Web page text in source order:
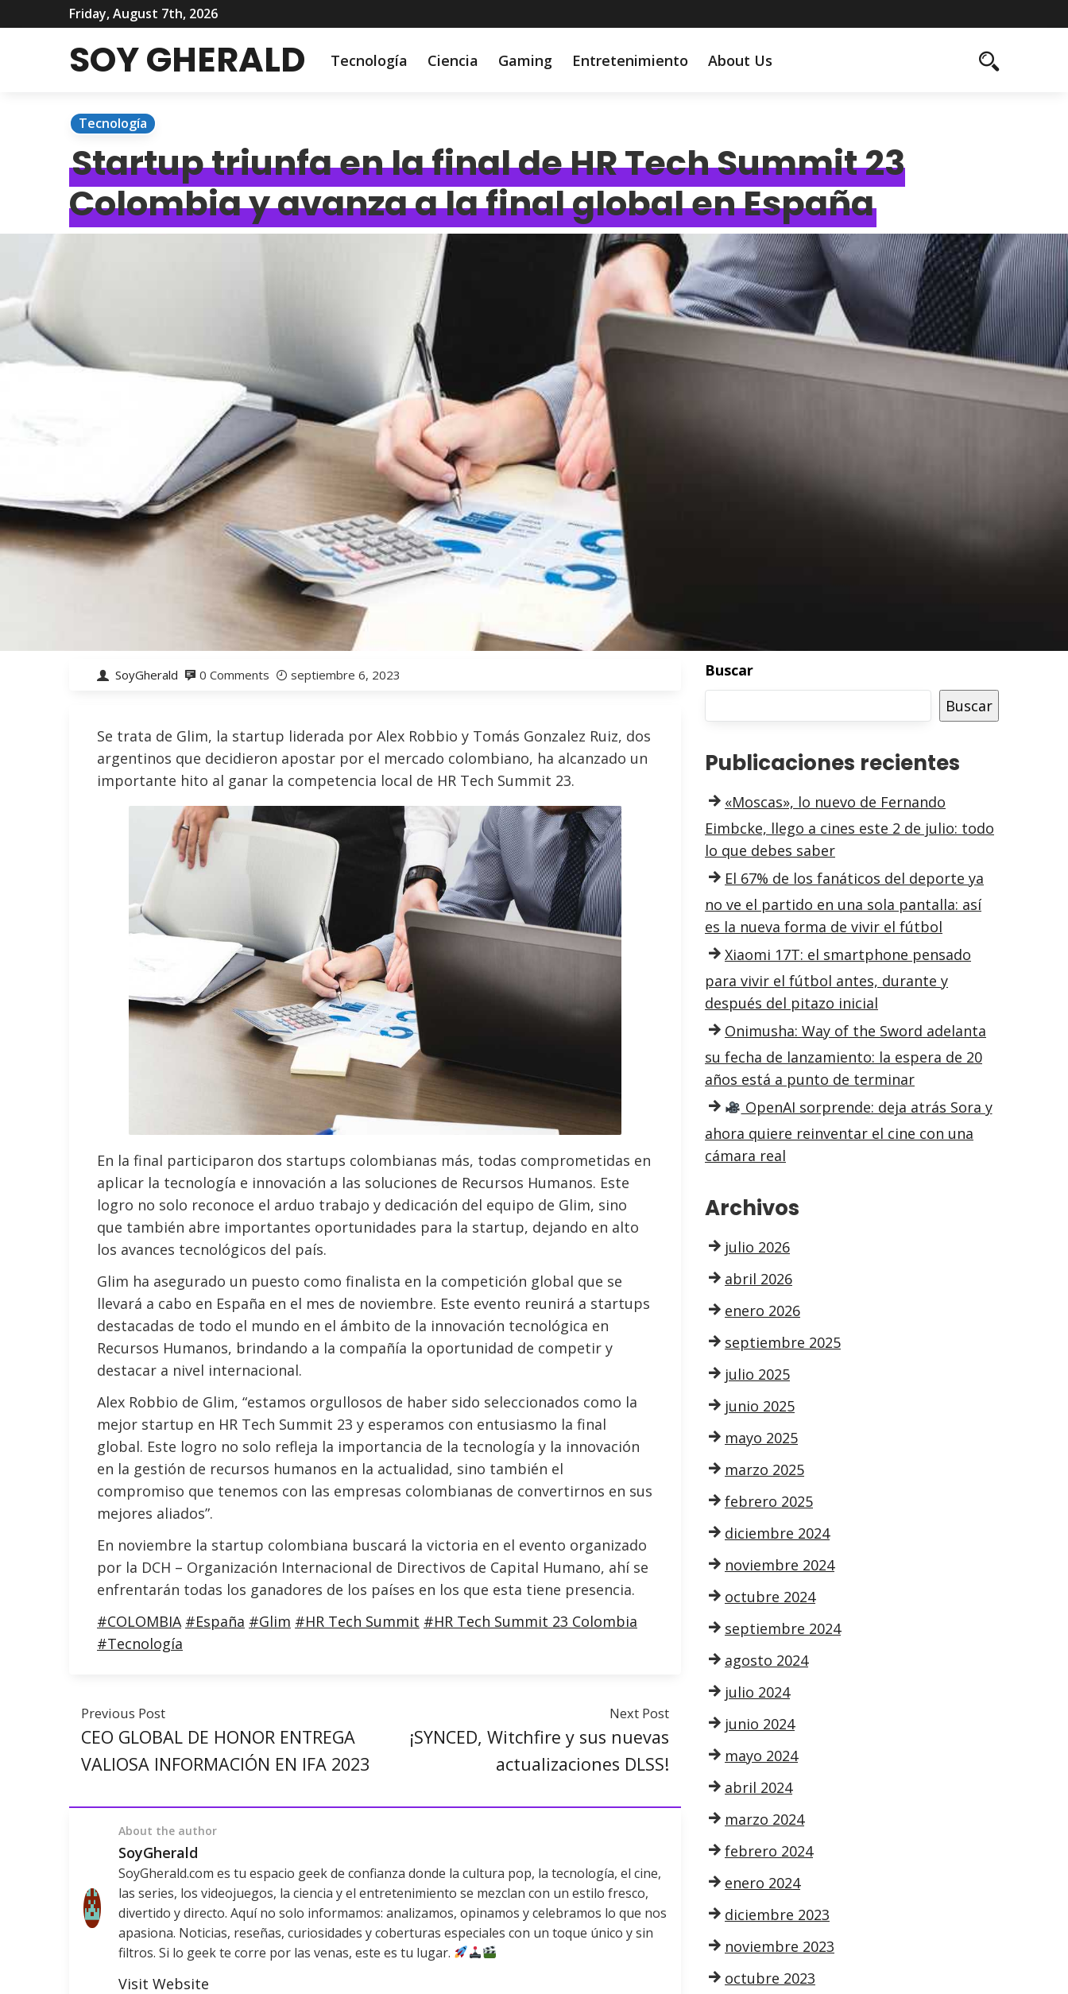
Friday, August 7th, 2026
SOY GHERALD Tecnología Ciencia Gaming Entretenimiento About Us
Tecnología
Startup triunfa en la final de HR Tech Summit 23
Colombia y avanza a la final global en España
SoyGherald 0 Comments septiembre 6, 2023
Se trata de Glim, la startup liderada por Alex Robbio y Tomás Gonzalez Ruiz, dos
argentinos que decidieron apostar por el mercado colombiano, ha alcanzado un
importante hito al ganar la competencia local de HR Tech Summit 23.
En la final participaron dos startups colombianas más, todas comprometidas en
aplicar la tecnología e innovación a las soluciones de Recursos Humanos. Este
logro no solo reconoce el arduo trabajo y dedicación del equipo de Glim, sino
que también abre importantes oportunidades para la startup, dejando en alto
los avances tecnológicos del país.
Glim ha asegurado un puesto como finalista en la competición global que se
llevará a cabo en España en el mes de noviembre. Este evento reunirá a startups
destacadas de todo el mundo en el ámbito de la innovación tecnológica en
Recursos Humanos, brindando a la compañía la oportunidad de competir y
destacar a nivel internacional.
Alex Robbio de Glim, “estamos orgullosos de haber sido seleccionados como la
mejor startup en HR Tech Summit 23 y esperamos con entusiasmo la final
global. Este logro no solo refleja la importancia de la tecnología y la innovación
en la gestión de recursos humanos en la actualidad, sino también el
compromiso que tenemos con las empresas colombianas de convertirnos en sus
mejores aliados”.
En noviembre la startup colombiana buscará la victoria en el evento organizado
por la DCH – Organización Internacional de Directivos de Capital Humano, ahí se
enfrentarán todas los ganadores de los países en los que esta tiene presencia.
#COLOMBIA #España #Glim #HR Tech Summit #HR Tech Summit 23 Colombia
#Tecnología
Previous Post
CEO GLOBAL DE HONOR ENTREGA
VALIOSA INFORMACIÓN EN IFA 2023
Next Post
¡SYNCED, Witchfire y sus nuevas
actualizaciones DLSS!
About the author
SoyGherald
SoyGherald.com es tu espacio geek de confianza donde la cultura pop, la tecnología, el cine,
las series, los videojuegos, la ciencia y el entretenimiento se mezclan con un estilo fresco,
divertido y directo. Aquí no solo informamos: analizamos, opinamos y celebramos lo que nos
apasiona. Noticias, reseñas, curiosidades y coberturas especiales con un toque único y sin
filtros. Si lo geek te corre por las venas, este es tu lugar.
Visit Website
Buscar
Buscar
Publicaciones recientes
«Moscas», lo nuevo de Fernando
Eimbcke, llego a cines este 2 de julio: todo
lo que debes saber
El 67% de los fanáticos del deporte ya
no ve el partido en una sola pantalla: así
es la nueva forma de vivir el fútbol
Xiaomi 17T: el smartphone pensado
para vivir el fútbol antes, durante y
después del pitazo inicial
Onimusha: Way of the Sword adelanta
su fecha de lanzamiento: la espera de 20
años está a punto de terminar
OpenAI sorprende: deja atrás Sora y
ahora quiere reinventar el cine con una
cámara real
Archivos
julio 2026
abril 2026
enero 2026
septiembre 2025
julio 2025
junio 2025
mayo 2025
marzo 2025
febrero 2025
diciembre 2024
noviembre 2024
octubre 2024
septiembre 2024
agosto 2024
julio 2024
junio 2024
mayo 2024
abril 2024
marzo 2024
febrero 2024
enero 2024
diciembre 2023
noviembre 2023
octubre 2023